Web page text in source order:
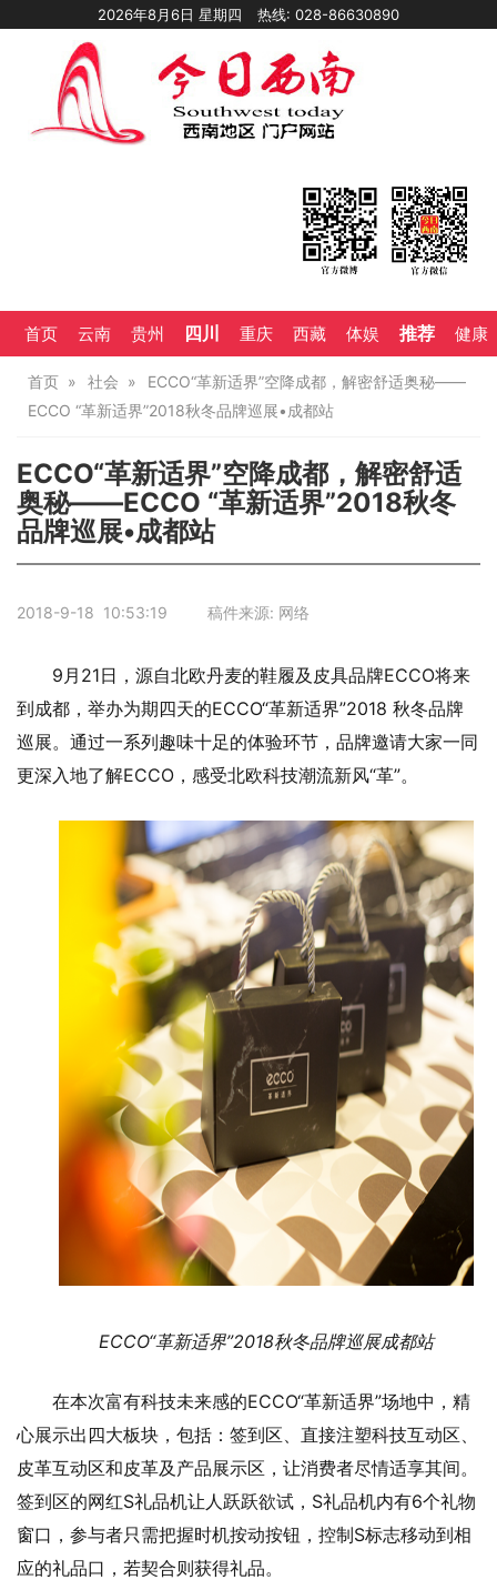
2026年8月6日 星期四 热线: 028-86630890
首页 云南 贵州 四川 重庆 西藏 体娱 推荐 健康
首页 社会
ECCO“革新适界”空降成都，解密舒适奥秘——
ECCO “革新适界”2018秋冬品牌巡展•成都站
ECCO“革新适界”空降成都，解密舒适
奥秘——ECCO “革新适界”2018秋冬
品牌巡展•成都站
2018-9-18 10:53:19 稿件来源: 网络
9月21日，源自北欧丹麦的鞋履及皮具品牌ECCO将来
到成都，举办为期四天的ECCO“革新适界”2018 秋冬品牌
巡展。通过一系列趣味十足的体验环节，品牌邀请大家一同
更深入地了解ECCO，感受北欧科技潮流新风“革”。
ECCO“革新适界”2018秋冬品牌巡展成都站
在本次富有科技未来感的ECCO“革新适界”场地中，精
心展示出四大板块，包括：签到区、直接注塑科技互动区、
皮革互动区和皮革及产品展示区，让消费者尽情适享其间。
签到区的网红S礼品机让人跃跃欲试，S礼品机内有6个礼物
窗口，参与者只需把握时机按动按钮，控制S标志移动到相
应的礼品口，若契合则获得礼品。